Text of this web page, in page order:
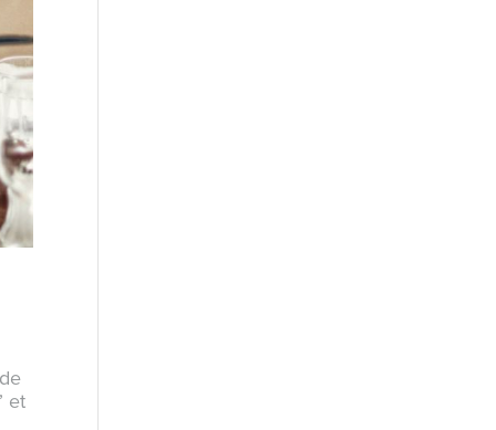
et